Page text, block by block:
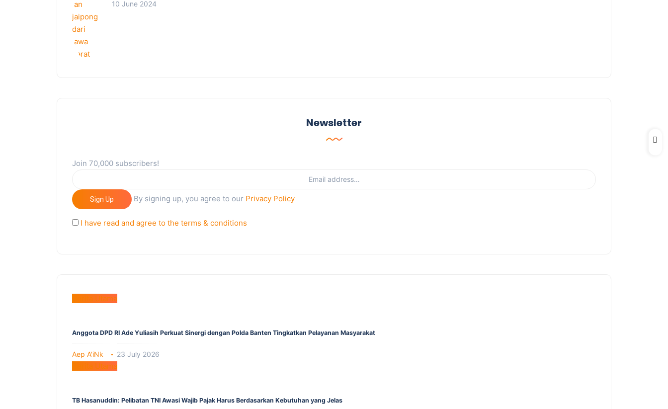
10 June 2024
Newsletter
Join 70,000 subscribers!
Sign Up By signing up, you agree to our Privacy Policy
I have read and agree to the terms & conditions
Berita Utama
Anggota DPD RI Ade Yuliasih Perkuat Sinergi dengan Polda Banten Tingkatkan Pelayanan Masyarakat
Aep A'iNk 23 July 2026
Berita Utama
TB Hasanuddin: Pelibatan TNI Awasi Wajib Pajak Harus Berdasarkan Kebutuhan yang Jelas